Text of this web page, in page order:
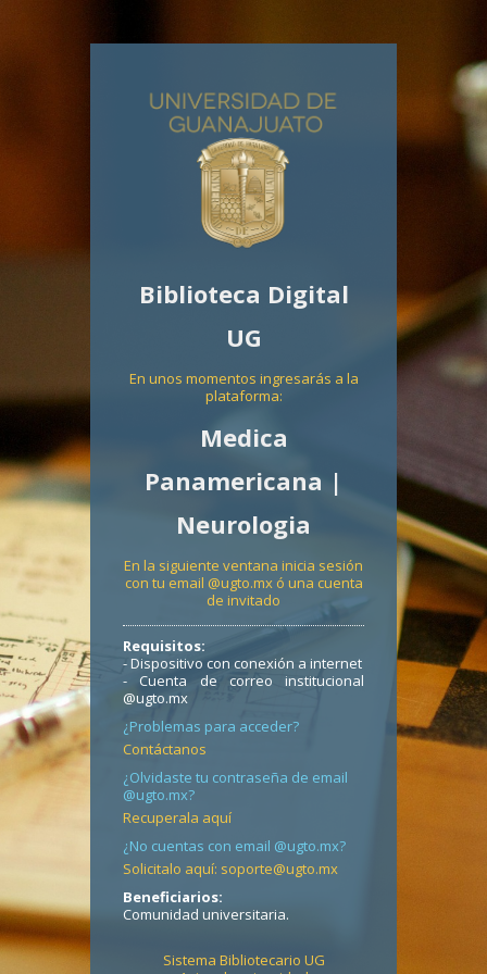
Biblioteca Digital
UG
En unos momentos ingresarás a la
plataforma:
Medica
Panamericana |
Neurologia
En la siguiente ventana inicia sesión
con tu email @ugto.mx ó una cuenta
de invitado
Requisitos:
- Dispositivo con conexión a internet
- Cuenta de correo institucional
@ugto.mx
¿Problemas para acceder?
Contáctanos
¿Olvidaste tu contraseña de email
@ugto.mx?
Recuperala aquí
¿No cuentas con email @ugto.mx?
Solicitalo aquí: soporte@ugto.mx
Beneficiarios:
Comunidad universitaria.
Sistema Bibliotecario UG